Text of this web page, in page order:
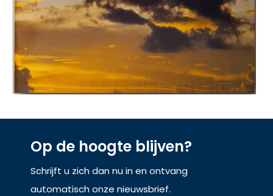
Op de hoogte blijven?
Schrijft u zich dan nu in en ontvang
automatisch onze nieuwsbrief.